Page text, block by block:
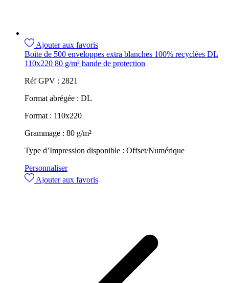
Ajouter aux favoris
Boite de 500 enveloppes extra blanches 100% recyclées DL
110x220 80 g/m² bande de protection
Réf GPV : 2821
Format abrégée : DL
Format : 110x220
Grammage : 80 g/m²
Type d’Impression disponible : Offset/Numérique
Personnaliser
Ajouter aux favoris